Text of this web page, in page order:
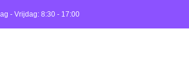
- Vrijdag: 8:30 - 17:00